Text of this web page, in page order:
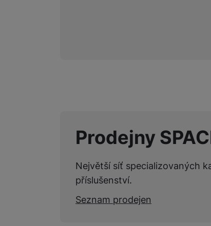
Prodejny
Největší síť specializovaných
příslušenství.
Seznam prodejen